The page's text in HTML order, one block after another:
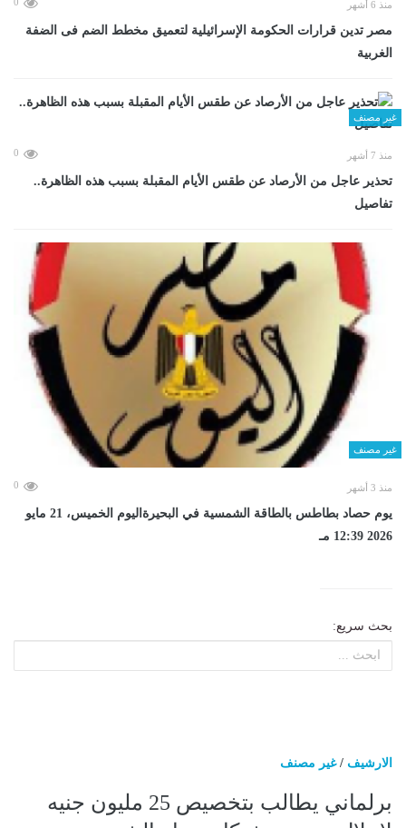
منذ 6 أشهر
مصر تدين قرارات الحكومة الإسرائيلية لتعميق مخطط الضم فى الضفة
الغربية
غير مصنف
منذ 7 أشهر 0
تحذير عاجل من الأرصاد عن طقس الأيام المقبلة بسبب هذه الظاهرة..
تفاصيل
غير مصنف
منذ 3 أشهر 0
يوم حصاد بطاطس بالطاقة الشمسية في البحيرةاليوم الخميس، 21 مايو
2026 12:39 مـ
بحث سريع:
الارشيف /غير مصنف
برلماني يطالب بتخصيص 25 مليون جنيه